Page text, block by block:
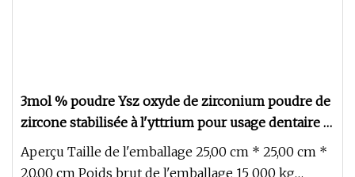
3mol % poudre Ysz oxyde de zirconium poudre de
zircone stabilisée à l'yttrium pour usage dentaire à
prix compétitif
Aperçu Taille de l'emballage 25,00 cm * 25,00 cm *
20,00 cm Poids brut de l'emballage 15 000 kg